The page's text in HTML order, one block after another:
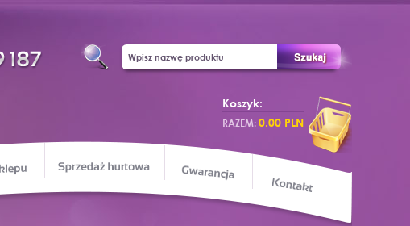
Koszyk:
RAZEM:0.00 PLN
Sprzedaż hurtowa
Gwarancja
Kontakt